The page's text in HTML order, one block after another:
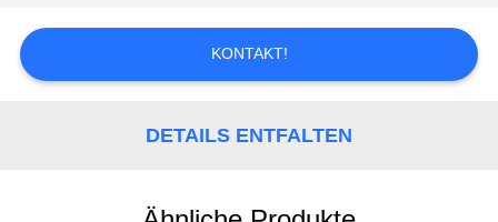
NACHRICHTEN
FORDERN
KONTAKT!
DETAILS ENTFALTEN